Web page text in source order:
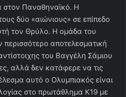
στον Παναθηναϊκό. Η
δύο «αιώνιους» σε επίπεδο
τον Θρύλο. Η ομάδα του
αποτελεσματική
του Βαγγέλη Σάμιου
αλλά δεν κατάφερε να τις
αυτό ο Ολυμπιακός είναι
στο πρωτάθλημα Κ19 με